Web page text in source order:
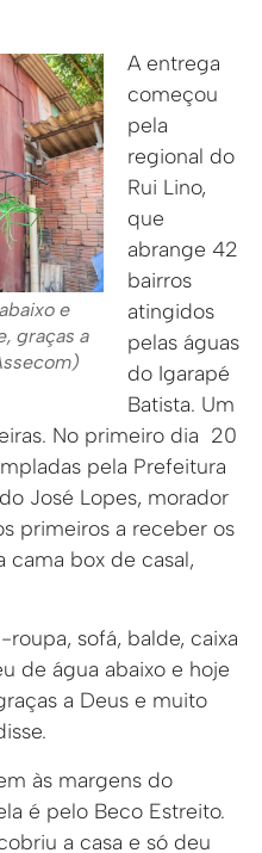
e
graças a
A entrega
começou
pela
regional do
Rui Lino,
que
abrange 42
bairros
atingidos
pelas águas
do Igarapé
Batista. Um
No primeiro dia 20
pela Prefeitura
José Lopes, morador
primeiros a receber os
cama box de casal,
sofá, balde, caixa
de água abaixo e hoje
a Deus e muito
às margens do
é pelo Beco Estreito.
a casa e só deu